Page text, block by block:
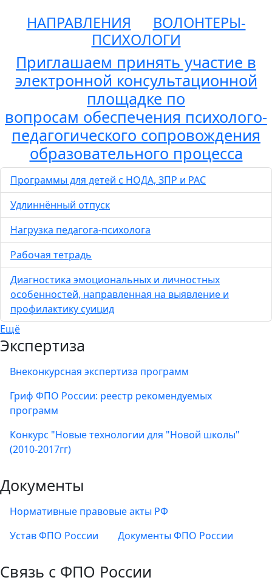
НАПРАВЛЕНИЯ
ВОЛОНТЕРЫ-
ПСИХОЛОГИ
Приглашаем принять участие в
электронной консультационной
площадке по
вопросам обеспечения психолого-
педагогического сопровождения
образовательного процесса
Программы для детей с НОДА, ЗПР и РАС
Удлиннённый отпуск
Нагрузка педагога-психолога
Рабочая тетрадь
Диагностика эмоциональных и личностных
особенностей, направленная на выявление и
профилактику суицид
Ещё
Экспертиза
Внеконкурсная экспертиза программ
Гриф ФПО России: реестр рекомендуемых
программ
Конкурс "Новые технологии для "Новой школы"
(2010-2017гг)
Документы
Нормативные правовые акты РФ
Устав ФПО России
Документы ФПО России
Связь с ФПО России